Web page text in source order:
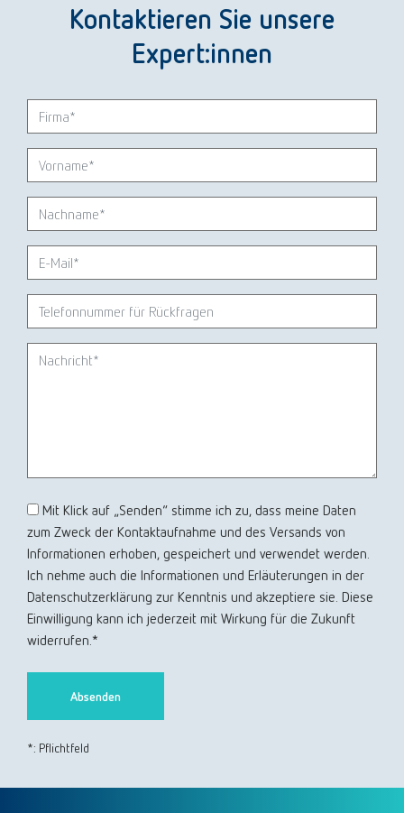
Kontaktieren Sie unsere
Expert:innen
zum Zweck der Kontaktaufnahme und des Versands von
Informationen erhoben, gespeichert und verwendet werden.
Ich nehme auch die Informationen und Erläuterungen in der
Datenschutzerklärung zur Kenntnis und akzeptiere sie. Diese
Einwilligung kann ich jederzeit mit Wirkung für die Zukunft
widerrufen.*
*: Pflichtfeld